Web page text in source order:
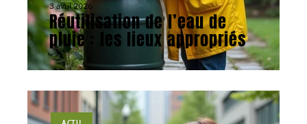
3 avril 2026
Réutilisation de l’eau de
pluie : les lieux appropriés